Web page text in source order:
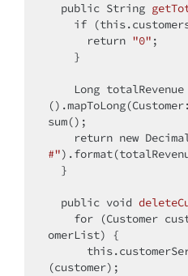
public String
if (this
return "0" ;
sum();
return new
#"
public void
for (Customer
omerList) {
this
(customer);